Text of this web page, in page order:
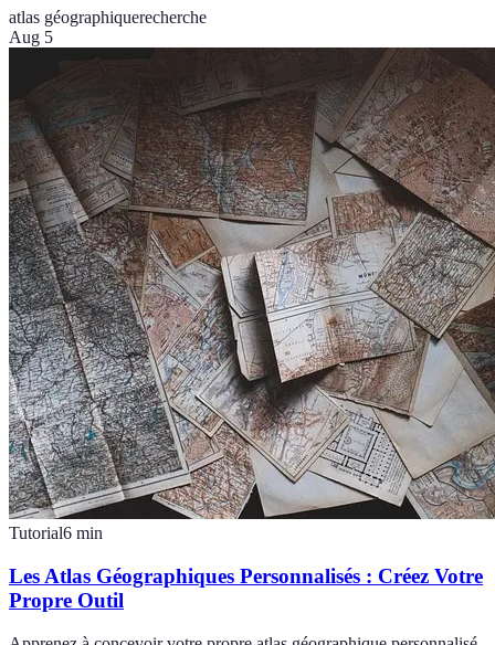
atlas géographiquerecherche
Aug 5
Tutorial6 min
Les Atlas Géographiques Personnalisés : Créez Votre
Propre Outil